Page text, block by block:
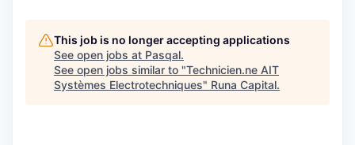
This job is no longer accepting applications
See open jobs at Pasqal.
See open jobs similar to "Technicien.ne AIT
Systèmes Electrotechniques" Runa Capital.